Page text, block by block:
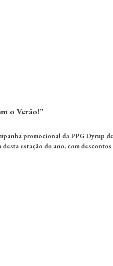
o Verão!”
promocional da PPG Dyrup
estação do ano, com descontos